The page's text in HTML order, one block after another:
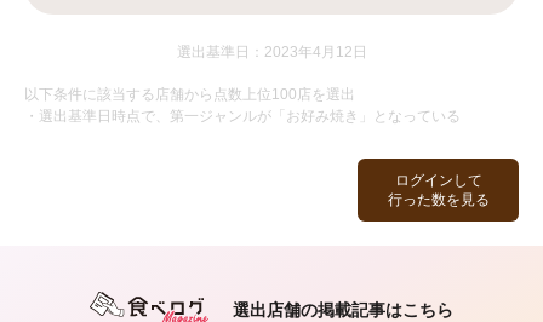
ログインして
行った数を見る
選出基準日：2023年4月12日
以下条件に該当する店舗から点数上位100店を選出
・選出基準日時点で、第一ジャンルが「お好み焼き」となっている
選出店舗の掲載記事はこちら